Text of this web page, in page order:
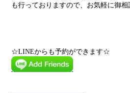
も行っておりますので、お気軽に御相
☆LINEからも予約ができます☆